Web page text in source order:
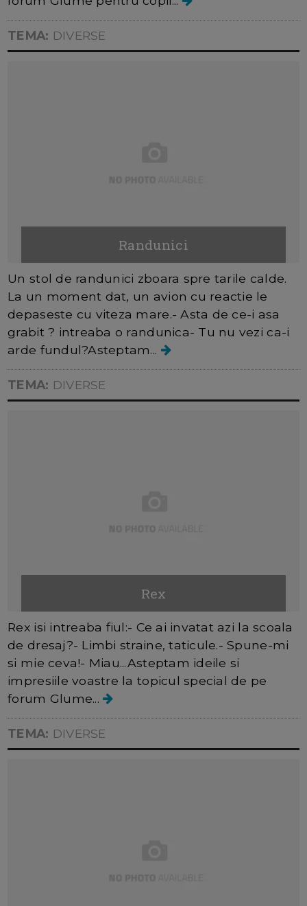
TEMA: DIVERSE
Randunici
Un stol de randunici zboara spre tarile calde.
La un moment dat, un avion cu reactie le
depaseste cu viteza mare.- Asta de ce-i asa
grabit ? intreaba o randunica- Tu nu vezi ca-i
arde fundul?Asteptam...
TEMA: DIVERSE
Rex
Rex isi intreaba fiul:- Ce ai invatat azi la scoala
de dresaj?- Limbi straine, taticule.- Spune-mi
si mie ceva!- Miau...Asteptam ideile si
impresiile voastre la topicul special de pe
forum Glume...
TEMA: DIVERSE